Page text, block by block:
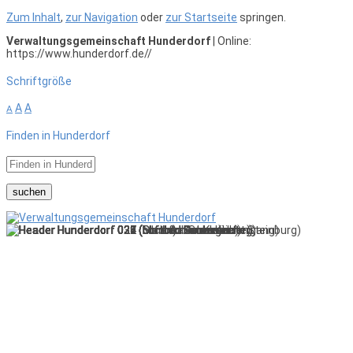
Zum Inhalt, zur Navigation oder zur Startseite springen.
Verwaltungsgemeinschaft Hunderdorf | Online:
https://www.hunderdorf.de//
Schriftgröße
A AA
Finden in Hunderdorf
suchen